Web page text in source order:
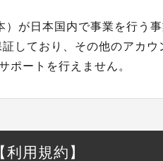
が日本国内で事業を行う
しており、その他のアカウ
ポートを行えません。
【利用規約】